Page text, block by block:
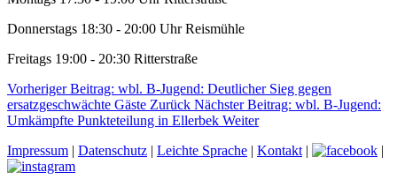
Donnerstags 18:30 - 20:00 Uhr Reismühle
Freitags 19:00 - 20:30 Ritterstraße
Vorheriger Beitrag: wbl. B-Jugend: Deutlicher Sieg gegen
ersatzgeschwächte Gäste Zurück Nächster Beitrag: wbl. B-Jugend:
Umkämpfte Punkteteilung in Ellerbek Weiter
Impressum | Datenschutz | Leichte Sprache | Kontakt | |